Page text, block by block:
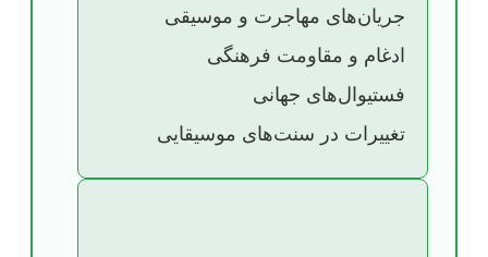
جریان‌های مهاجرت و موسیقی
ادغام و مقاومت فرهنگی
فستیوال‌های جهانی
تغییرات در سنت‌های موسیقایی